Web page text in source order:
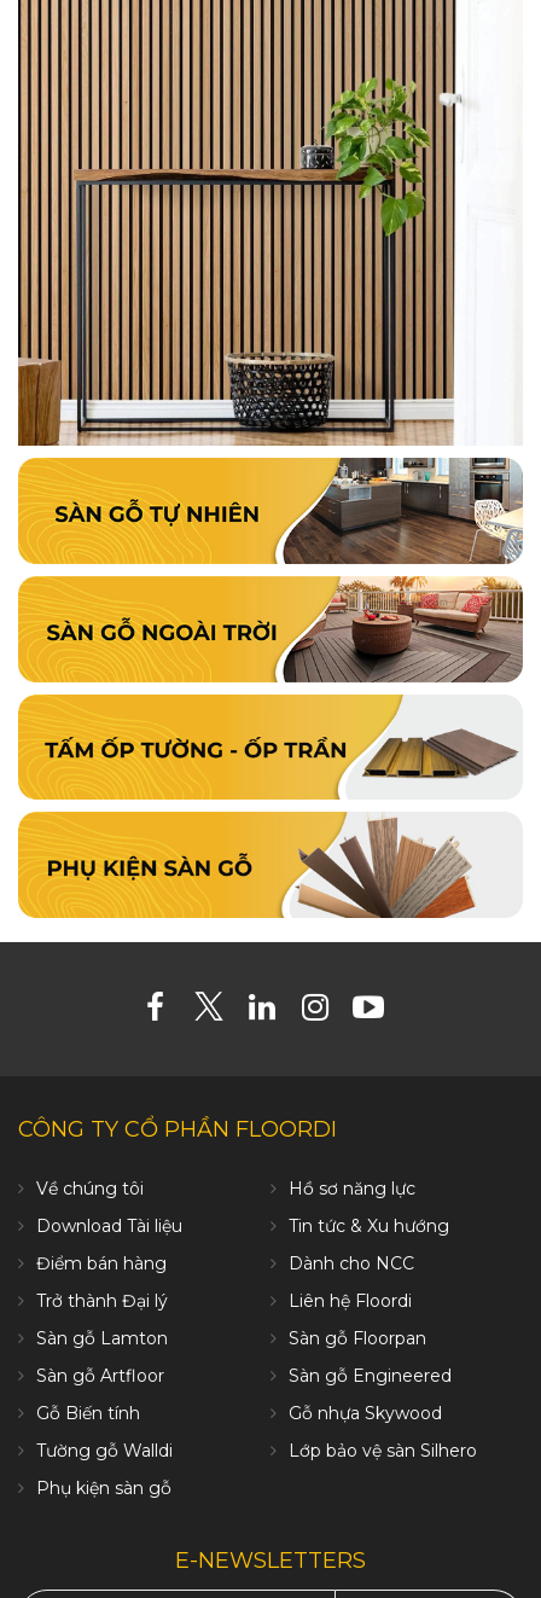
CÔNG TY CỔ PHẦN FLOORDI
Về chúng tôi
Hồ sơ năng lực
Download Tài liệu
Tin tức & Xu hướng
Điểm bán hàng
Dành cho NCC
Trở thành Đại lý
Liên hệ Floordi
Sàn gỗ Lamton
Sàn gỗ Floorpan
Sàn gỗ Artfloor
Sàn gỗ Engineered
Gỗ Biến tính
Gỗ nhựa Skywood
Tường gỗ Walldi
Lớp bảo vệ sàn Silhero
Phụ kiện sàn gỗ
E-NEWSLETTERS